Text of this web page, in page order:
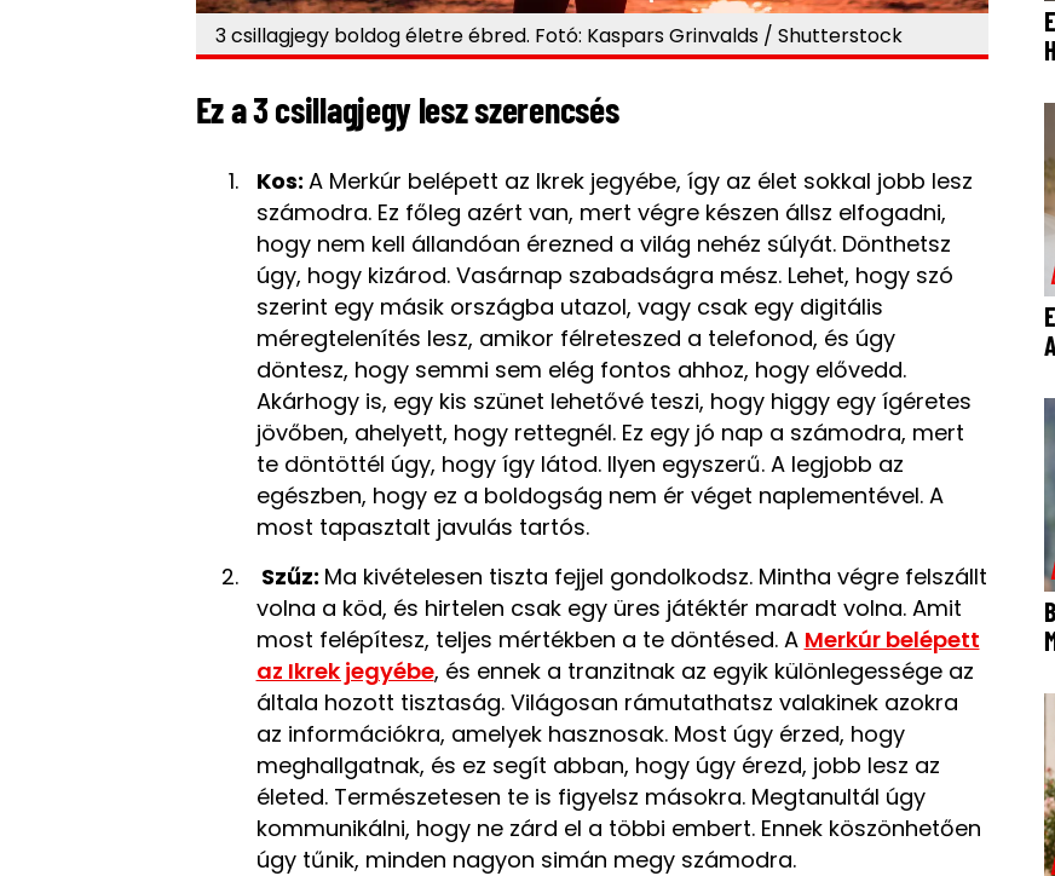
3 csillagjegy boldog életre ébred. Fotó: Kaspars Grinvalds / Shutterstock
Ez a 3 csillagjegy lesz szerencsés
Kos: A Merkúr belépett az Ikrek jegyébe, így az élet sokkal jobb lesz
számodra. Ez főleg azért van, mert végre készen állsz elfogadni,
hogy nem kell állandóan érezned a világ nehéz súlyát. Dönthetsz
úgy, hogy kizárod. Vasárnap szabadságra mész. Lehet, hogy szó
szerint egy másik országba utazol, vagy csak egy digitális
méregtelenítés lesz, amikor félreteszed a telefonod, és úgy
döntesz, hogy semmi sem elég fontos ahhoz, hogy elővedd.
Akárhogy is, egy kis szünet lehetővé teszi, hogy higgy egy ígéretes
jövőben, ahelyett, hogy rettegnél. Ez egy jó nap a számodra, mert
te döntöttél úgy, hogy így látod. Ilyen egyszerű. A legjobb az
egészben, hogy ez a boldogság nem ér véget naplementével. A
most tapasztalt javulás tartós.
Szűz: Ma kivételesen tiszta fejjel gondolkodsz. Mintha végre felszállt
volna a köd, és hirtelen csak egy üres játéktér maradt volna. Amit
most felépítesz, teljes mértékben a te döntésed. A Merkúr belépett
az Ikrek jegyébe, és ennek a tranzitnak az egyik különlegessége az
általa hozott tisztaság. Világosan rámutathatsz valakinek azokra
az információkra, amelyek hasznosak. Most úgy érzed, hogy
meghallgatnak, és ez segít abban, hogy úgy érezd, jobb lesz az
életed. Természetesen te is figyelsz másokra. Megtanultál úgy
kommunikálni, hogy ne zárd el a többi embert. Ennek köszönhetően
úgy tűnik, minden nagyon simán megy számodra.